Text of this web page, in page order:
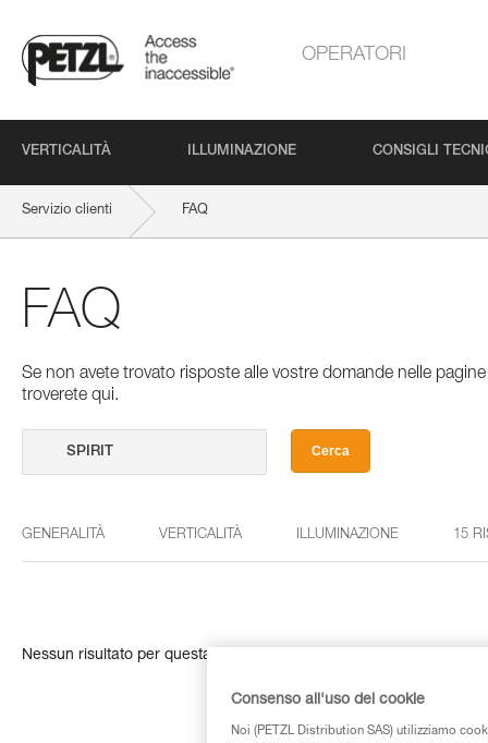
OPERATORI
VERTICALITÀ ILLUMINAZIONE CONSIGLI
Servizio clienti FAQ
FAQ
Se non avete trovato risposte alle vostre domande nelle
troverete qui.
Cerca
GENERALITÀ VERTICALITÀ ILLUMINAZIONE 15
Nessun risultato per questa ricerca
Consenso all'uso dei cookie
Noi (PETZL Distribution SAS) utilizziamo